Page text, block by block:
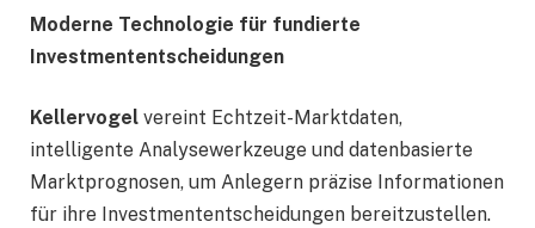
Moderne Technologie für fundierte
Investmententscheidungen
Kellervogel vereint Echtzeit-Marktdaten,
intelligente Analysewerkzeuge und datenbasierte
Marktprognosen, um Anlegern präzise Informationen
für ihre Investmententscheidungen bereitzustellen.